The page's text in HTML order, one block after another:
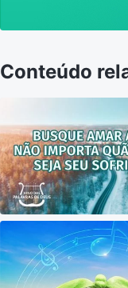
Conteúdo